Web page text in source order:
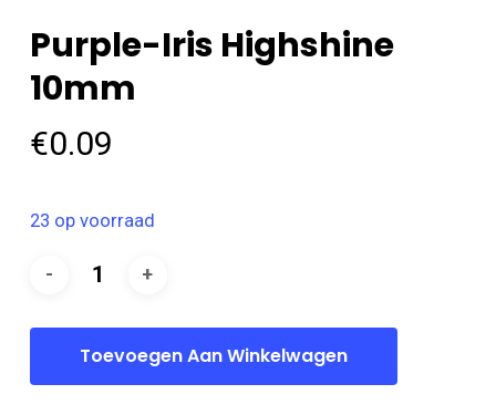
Purple-Iris Highshine
10mm
€0.09
23 op voorraad
Toevoegen Aan Winkelwagen